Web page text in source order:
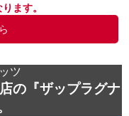
ます。
の『ザップラグナ